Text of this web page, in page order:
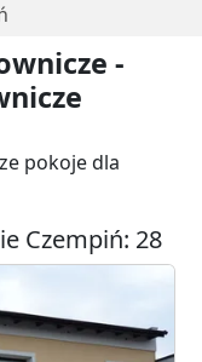
-
pokoje dla
Czempiń: 28